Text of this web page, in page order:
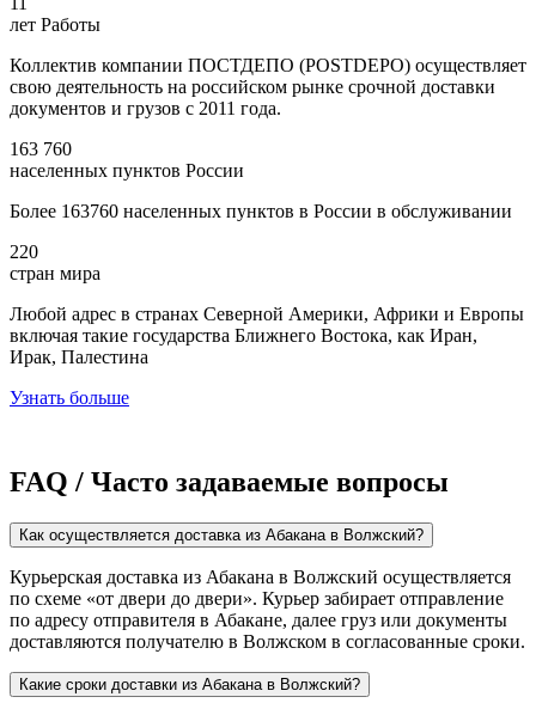
лет Работы
Коллектив компании ПОСТДЕПО (POSTDEPO) осуществляет
свою деятельность на российском рынке срочной доставки
документов и грузов с 2011 года.
163 760
населенных пунктов России
Более 163760 населенных пунктов в России в обслуживании
220
стран мира
Любой адрес в странах Северной Америки, Африки и Европы
включая такие государства Ближнего Востока, как Иран,
Ирак, Палестина
Узнать больше
FAQ / Часто задаваемые вопросы
Как осуществляется доставка из Абакана в Волжский?
Курьерская доставка из Абакана в Волжский осуществляется
по схеме «от двери до двери». Курьер забирает отправление
по адресу отправителя в Абакане, далее груз или документы
доставляются получателю в Волжском в согласованные сроки.
Какие сроки доставки из Абакана в Волжский?